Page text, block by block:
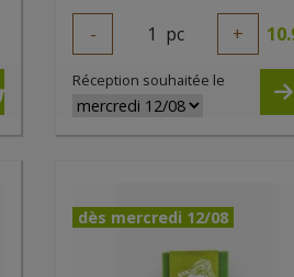
- 1 pc +
Réception souhaitée le
dès mercredi 12/08